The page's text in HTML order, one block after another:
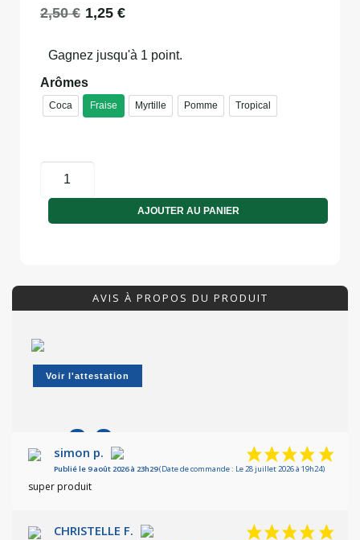
2,50€ 1,25 €
Gagnez jusqu'à 1 point.
Arômes
Coca Fraise Myrtille Pomme Tropical
AJOUTER AU PANIER
AVIS À PROPOS DU PRODUIT
Voir l'attestation
9.8/10
simon p.
Publié le 9 août 2026 à 23h29(Date de commande : Le 28 juillet 2026 à 19h24)
super produit
CHRISTELLE F.